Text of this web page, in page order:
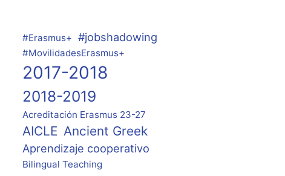
#Erasmus+ #jobshadowing
#MovilidadesErasmus+
2017-2018
2018-2019
Acreditación Erasmus 23-27
AICLE Ancient Greek
Aprendizaje cooperativo
Bilingual Teaching